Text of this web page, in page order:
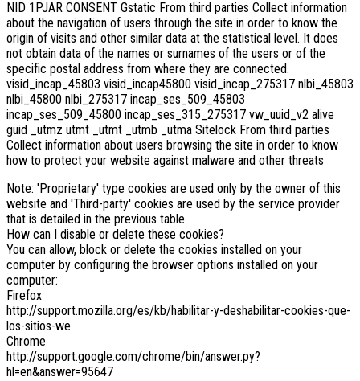
NID 1PJAR CONSENT Gstatic From third parties Collect information
about the navigation of users through the site in order to know the
origin of visits and other similar data at the statistical level. It does
not obtain data of the names or surnames of the users or of the
specific postal address from where they are connected.
visid_incap_45803 visid_incap45800 visid_incap_275317 nlbi_45803
nlbi_45800 nlbi_275317 incap_ses_509_45803
incap_ses_509_45800 incap_ses_315_275317 vw_uuid_v2 alive
guid _utmz utmt _utmt _utmb _utma Sitelock From third parties
Collect information about users browsing the site in order to know
how to protect your website against malware and other threats
Note: 'Proprietary' type cookies are used only by the owner of this
website and 'Third-party' cookies are used by the service provider
that is detailed in the previous table.
How can I disable or delete these cookies?
You can allow, block or delete the cookies installed on your
computer by configuring the browser options installed on your
computer:
Firefox
http://support.mozilla.org/es/kb/habilitar-y-deshabilitar-cookies-que-
los-sitios-we
Chrome
http://support.google.com/chrome/bin/answer.py?
hl=en&answer=95647